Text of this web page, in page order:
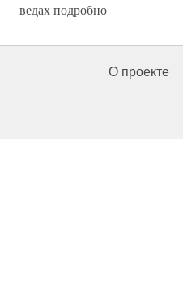
ведах подробно
О проекте